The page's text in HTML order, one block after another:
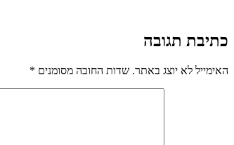
כתיבת תגובה
האימייל לא יוצג באתר. שדות החובה מסומנים *